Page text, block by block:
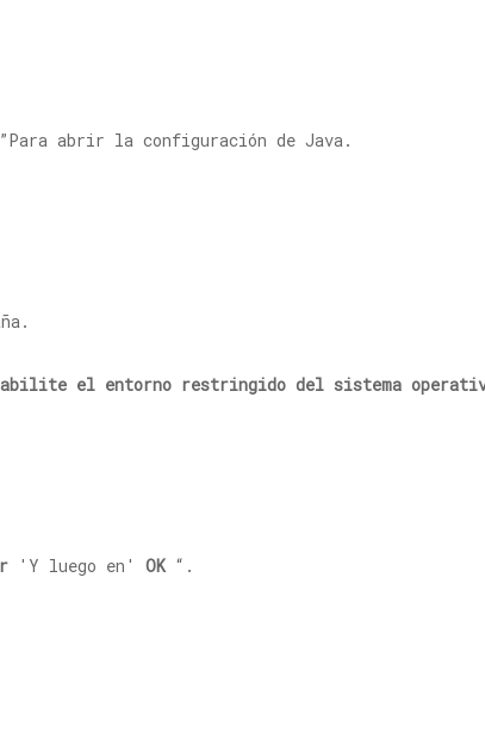
”Para abrir la configuración de Java.
el entorno restringido del sistema
'Y luego en' OK“.